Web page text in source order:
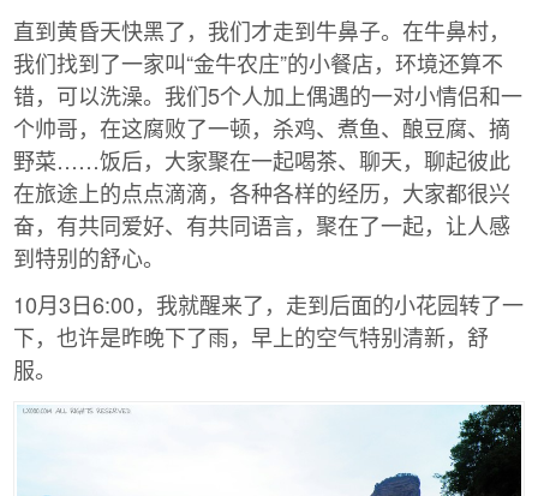
直到黄昏天快黑了，我们才走到牛鼻子。在牛鼻村，
我们找到了一家叫“金牛农庄”的小餐店，环境还算不
错，可以洗澡。我们5个人加上偶遇的一对小情侣和一
个帅哥，在这腐败了一顿，杀鸡、煮鱼、酿豆腐、摘
野菜……饭后，大家聚在一起喝茶、聊天，聊起彼此
在旅途上的点点滴滴，各种各样的经历，大家都很兴
奋，有共同爱好、有共同语言，聚在了一起，让人感
到特别的舒心。
10月3日6:00，我就醒来了，走到后面的小花园转了一
下，也许是昨晚下了雨，早上的空气特别清新，舒
服。